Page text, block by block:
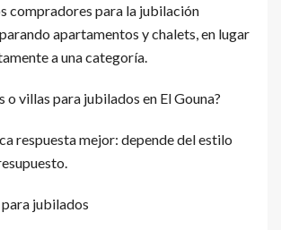
compradores para la jubilación
apartamentos y chalets, en lugar
a una categoría.
o villas para jubilados en El Gouna?
respuesta mejor: depende del estilo
jubilados